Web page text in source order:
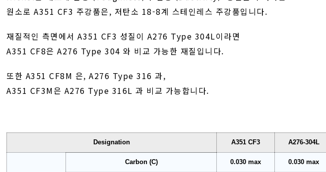
원소로 A351 CF3 주강품은, 저탄소 18-8계 스테인레스 주강품입니다.
재질적인 측면에서 A351 CF3 성질이 A276 Type 304L이라면
A351 CF8은 A276 Type 304 와 비교 가능한 재질입니다.
또한 A351 CF8M 은, A276 Type 316 과,
A351 CF3M은 A276 Type 316L 과 비교 가능합니다.
Designation A351 CF3 A276-304L
Carbon (C) 0.030 max 0.030 max